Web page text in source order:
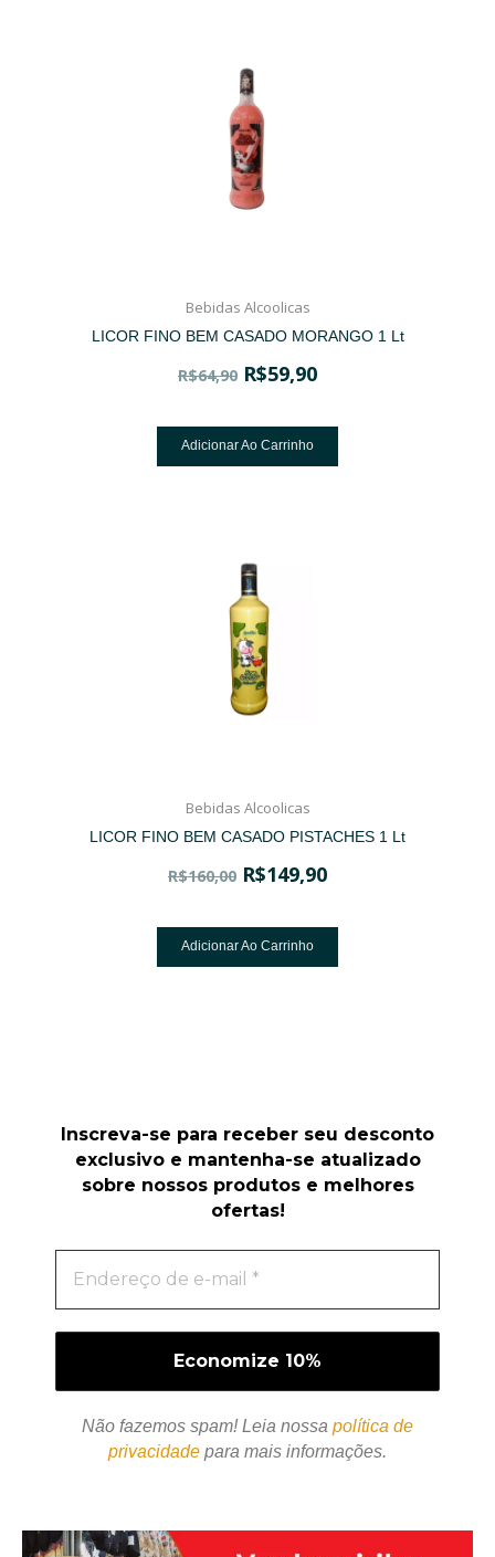
Bebidas Alcoolicas
LICOR FINO BEM CASADO MORANGO 1 Lt
R$64,90 R$59,90
Adicionar Ao Carrinho
Bebidas Alcoolicas
LICOR FINO BEM CASADO PISTACHES 1 Lt
R$160,00 R$149,90
Adicionar Ao Carrinho
Inscreva-se para receber seu desconto
exclusivo e mantenha-se atualizado
sobre nossos produtos e melhores
ofertas!
Não fazemos spam! Leia nossa política de
privacidade para mais informações.